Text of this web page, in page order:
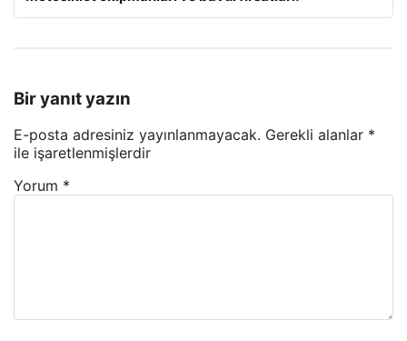
Bir yanıt yazın
E-posta adresiniz yayınlanmayacak. Gerekli alanlar *
ile işaretlenmişlerdir
Yorum *